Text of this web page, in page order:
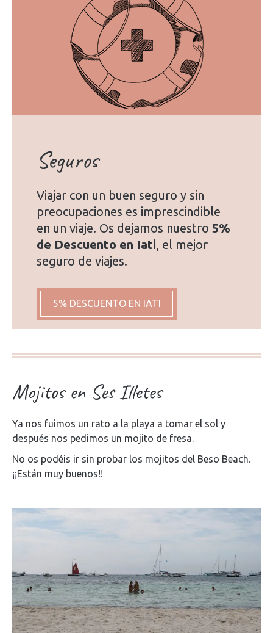
Seguros
Viajar con un buen seguro y sin
preocupaciones es imprescindible
en un viaje. Os dejamos nuestro 5%
de Descuento en Iati, el mejor
seguro de viajes.
5% DESCUENTO EN IATI
Mojitos en Ses Illetes
Ya nos fuimos un rato a la playa a tomar el sol y
después nos pedimos un mojito de fresa.
No os podéis ir sin probar los mojitos del Beso Beach.
¡¡Están muy buenos!!